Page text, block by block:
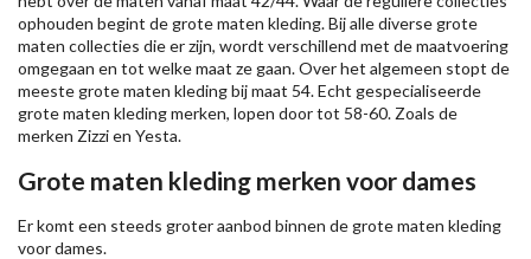
ophouden begint de grote maten kleding. Bij alle diverse grote
maten collecties die er zijn, wordt verschillend met de maatvoering
omgegaan en tot welke maat ze gaan. Over het algemeen stopt de
meeste grote maten kleding bij maat 54. Echt gespecialiseerde
grote maten kleding merken, lopen door tot 58-60. Zoals de
merken Zizzien Yesta.
Grote maten kleding merken voor dames
Er komt een steeds groter aanbod binnen de grote maten kleding
voor dames.